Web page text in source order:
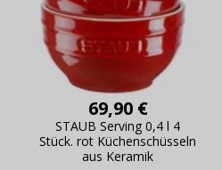
69,90 €
STAUB Serving 0,4 l 4
Stück. rot Küchenschüsseln
aus Keramik